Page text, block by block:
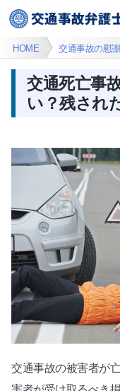
HOME 交通事故の慰
交通死亡事
い？残され
交通事故の被害者が